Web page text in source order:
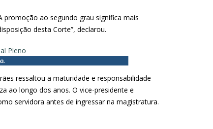
promoção ao segundo grau significa mais
desta Corte”, declarou.
ressaltou a maturidade e responsabilidade
ao longo dos anos. O vice-presidente e
servidora antes de ingressar na magistratura.